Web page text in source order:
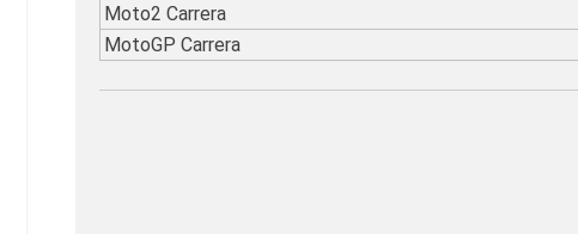
Moto2 Carrera
MotoGP Carrera